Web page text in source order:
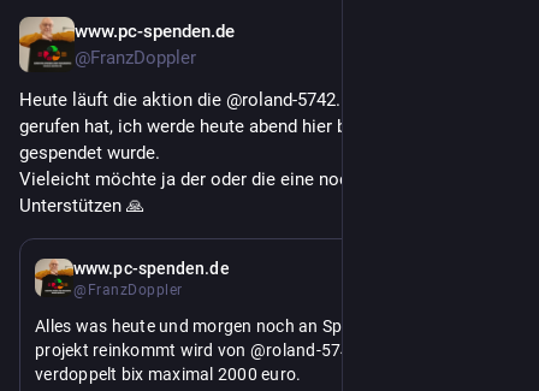
www.pc-spenden.de
@FranzDoppler
Heute läuft die aktion die @roland-5742.bsky.social ins Leben
gerufen hat, ich werde heute abend hier bekannt geben wie viel
gespendet wurde.
Vieleicht möchte ja der oder die eine noch mein Projekt
Unterstützen 🙏
www.pc-spenden.de
@FranzDoppler
Alles was heute und morgen noch an Spenden für mein
projekt reinkommt wird von @roland-5742.bsky.social
verdoppelt bix maximal 2000 euro.